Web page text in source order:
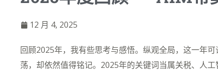
12 月 4, 2025
回顾2025年，我有些思考与感悟。纵观全局，这一年
荡，却依然值得铭记。2025年的关键词当属关税、人工